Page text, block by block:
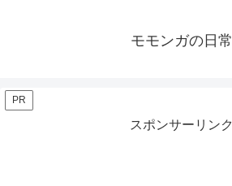
モモンガの日常
PR
スポンサーリンク